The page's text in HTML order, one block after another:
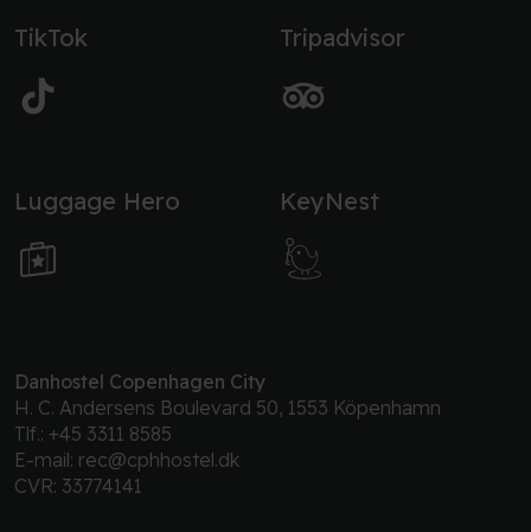
TikTok Tripadvisor
Luggage Hero KeyNest
Danhostel Copenhagen City
H. C. Andersens Boulevard 50, 1553 Köpenhamn
Tlf.: +45 3311 8585
E-mail: rec@cphhostel.dk
CVR: 33774141